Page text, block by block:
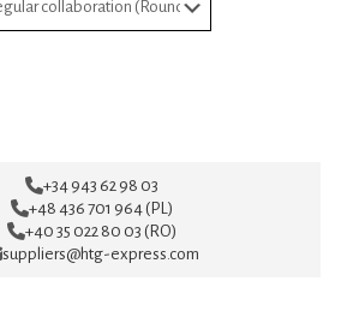
+34 943 62 98 03
+48 436 701 964 (PL)
+40 35 022 80 03 (RO)
suppliers@htg-express.com